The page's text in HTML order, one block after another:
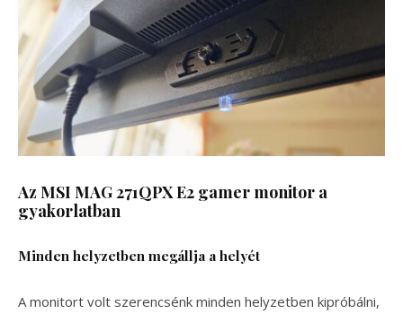
Az MSI MAG 271QPX E2 gamer monitor a
gyakorlatban
Minden helyzetben megállja a helyét
A monitort volt szerencsénk minden helyzetben kipróbálni,